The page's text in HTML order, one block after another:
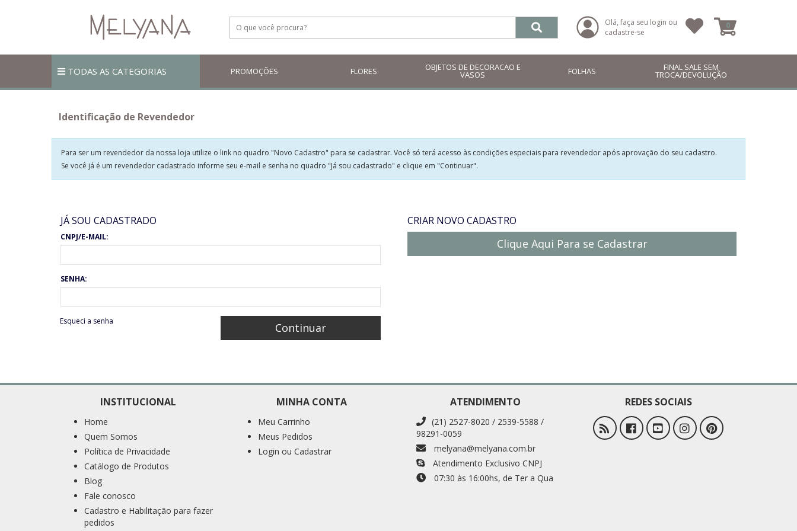
Olá, faça seu login ou
cadastre-se
0
TODAS AS CATEGORIAS PROMOÇÕES FLORES OBJETOS DE DECORACAO E
VASOS FOLHAS FINAL SALE SEM
TROCA/DEVOLUÇÃO
Identificação de Revendedor
Para ser um revendedor da nossa loja utilize o link no quadro "Novo Cadastro" para se cadastrar. Você só terá acesso às condições especiais para revendedor após aprovação do seu cadastro.
Se você já é um revendedor cadastrado informe seu e-mail e senha no quadro "Já sou cadastrado" e clique em "Continuar".
JÁ SOU CADASTRADO
CNPJ/E-MAIL:
SENHA:
Esqueci a senha
CRIAR NOVO CADASTRO
Clique Aqui Para se Cadastrar
INSTITUCIONAL
Home
Quem Somos
Política de Privacidade
Catálogo de Produtos
Blog
Fale conosco
Cadastro e Habilitação para fazer
pedidos
MINHA CONTA
Meu Carrinho
Meus Pedidos
Login ou Cadastrar
ATENDIMENTO
(21) 2527-8020 / 2539-5588 /
98291-0059
melyana@melyana.com.br
Atendimento Exclusivo CNPJ
07:30 às 16:00hs, de Ter a Qua
REDES SOCIAIS